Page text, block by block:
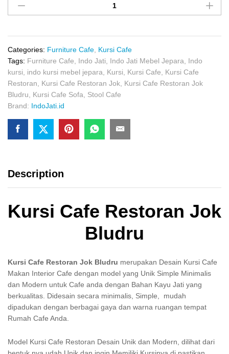
Cafe
Restoran
Bludru
quantity
Categories: Furniture Cafe Kursi Cafe
Tags: Furniture Cafe Indo Jati Indo Jati Mebel Jepara
Indo
kursi
indo kursi mebel jepara Kursi Kursi Cafe
Kursi Cafe
Restoran
Kursi Cafe Restoran Jok Kursi Cafe Restoran Jok
Bludru
Kursi Cafe Sofa
Stool Cafe
Brand: IndoJati.id
Description
Kursi Cafe Restoran Jok
Bludru
Kursi Cafe Restoran Jok Bludru merupakan Desain Kursi Cafe
Makan Interior Cafe dengan model yang Unik Simple Minimalis
dan Modern untuk Cafe anda dengan Bahan Kayu Jati yang
berkualitas. Didesain secara minimalis, Simple, mudah
dipadukan dengan berbagai gaya dan warna ruangan tempat
Rumah Cafe Anda.
Model Kursi Cafe Restoran Desain Unik dan Modern, dilihat dari